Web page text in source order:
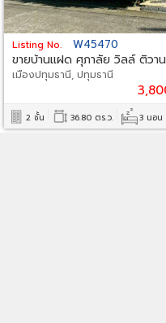
Listing No. W45470
ขายบ้านแฝด ศุภาลัย วิลล์ ติวา
ปทุมธานี
เมืองปทุมธานี, ปทุมธานี
2 ชั้น 36.80 ตร.ว. 3 นอน